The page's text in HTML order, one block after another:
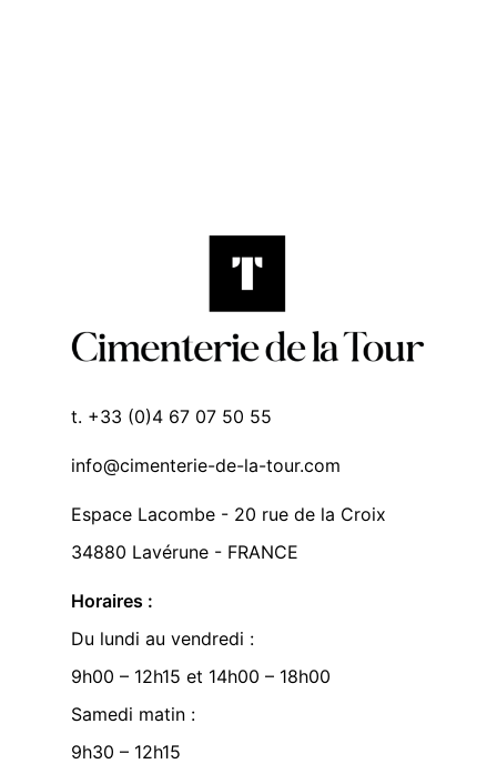
t. +33 (0)4 67 07 50 55
info@cimenterie-de-la-tour.com
Espace Lacombe - 20 rue de la Croix
34880 Lavérune - FRANCE
Horaires :
Du lundi au vendredi :
9h00 – 12h15 et 14h00 – 18h00
Samedi matin :
9h30 – 12h15